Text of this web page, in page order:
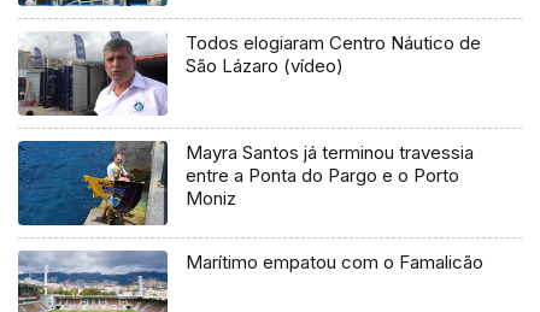
Todos elogiaram Centro Náutico de
São Lázaro (vídeo)
Mayra Santos já terminou travessia
entre a Ponta do Pargo e o Porto
Moniz
Marítimo empatou com o Famalicão